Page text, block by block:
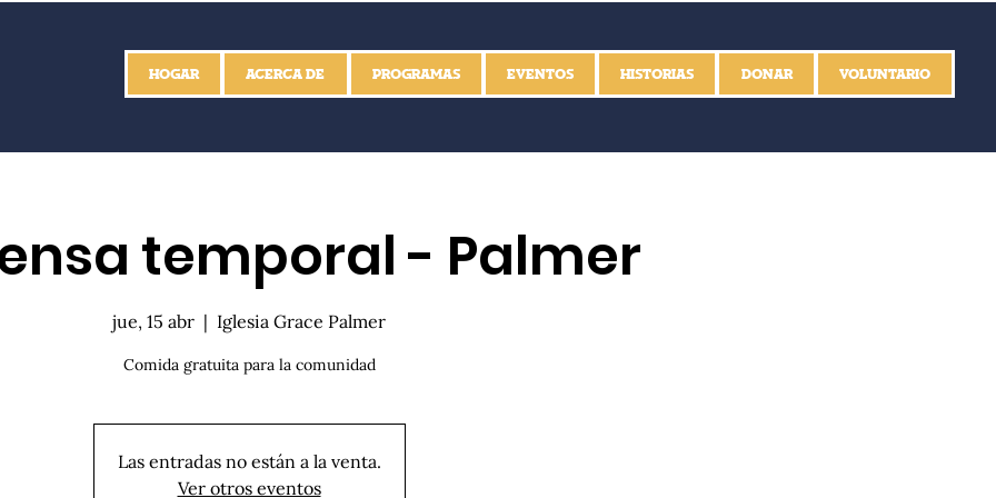
HOGAR ACERCA DE PROGRAMAS EVENTOS HISTORIAS DONAR VOLUNTARIO
temporal - Palmer
jue, 15 abr
  |
Iglesia Grace Palmer
Comida gratuita para la comunidad
Las entradas no están a la venta.
Ver otros eventos